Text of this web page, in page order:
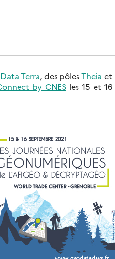
Data Terra, des pôlesTheia et
by CNESles 15 et 16